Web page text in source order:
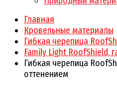
Главная
Кровельные материалы
Гибкая черепица
Family Light RoofShield,
Гибкая черепица
оттенением